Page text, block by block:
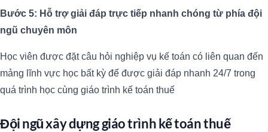
Bước 5: Hỗ trợ giải đáp trực tiếp nhanh chóng từ phía đội
ngũ chuyên môn
Học viên được đặt câu hỏi nghiệp vụ kế toán có liên quan đến
mảng lĩnh vực học bất kỳ để được giải đáp nhanh 24/7 trong
quá trình học cùng giáo trình kế toán thuế
Đội ngũ xây dựng giáo trình kế toán thuế